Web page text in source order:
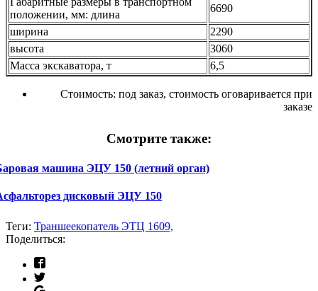
положении, мм: длина
6690
ширина
2290
высота
3060
Масса экскаватора, т
6,5
Стоимость: под заказ, стоимость оговаривается при
заказе
Смотрите также:
машина ЭЦУ 150 (летний орган)
дисковый ЭЦУ 150
Теги: Траншеекопатель ЭТЦ 1609,
Поделиться: